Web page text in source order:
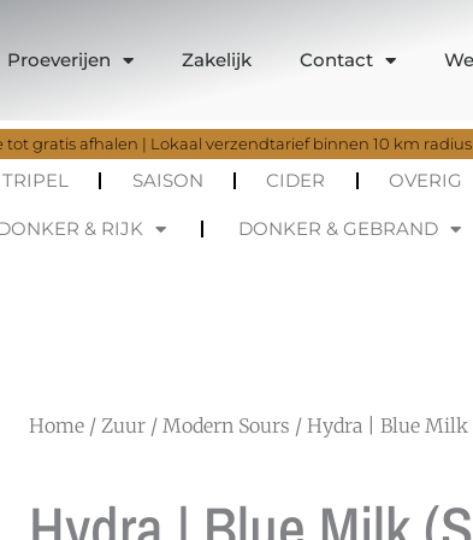
Proeverijen Zakelijk Contact
gratis afhalen | Lokaal verzendtarief binnen 10 km radius
TRIPEL SAISON CIDER OVERIG
& RIJK DONKER & GEBRAND
Home /Zuur /Modern Sours / Hydra | Blue Milk